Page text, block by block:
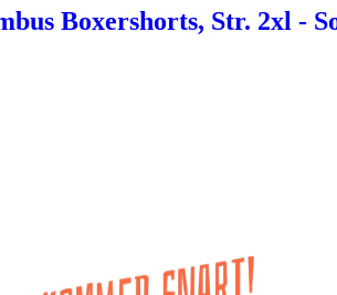
Boxershorts, Str. 2xl -